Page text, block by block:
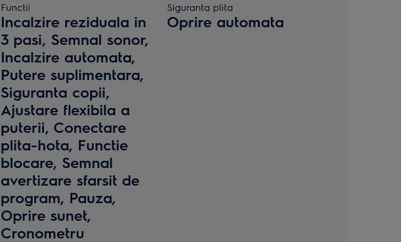
Functii
Incalzire reziduala in
3 pasi, Semnal sonor,
Incalzire automata,
Putere suplimentara,
Siguranta copii,
Ajustare flexibila a
puterii, Conectare
plita-hota, Functie
blocare, Semnal
avertizare sfarsit de
program, Pauza,
Oprire sunet,
Cronometru
Siguranta plita
Oprire automata